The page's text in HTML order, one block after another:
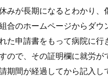
みが長期になるとわかり、
合のホームページからダ
た申請書をもって病院に
ので、その証明欄に就労
期間が経過してから記入